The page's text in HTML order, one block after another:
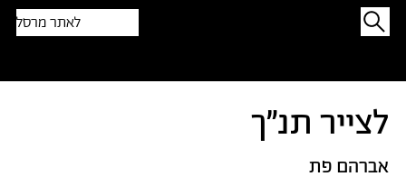
לאתר מרסל
לצייר תנ״ך
אברהם פת